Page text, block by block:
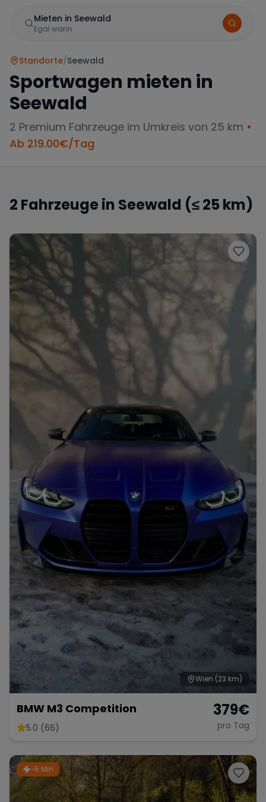
Mieten in Seewald
Egal wann
Porsche Lamborghini
McLaren
Chevrolet
Bentley Aston Martin
Bugatti Maserati
Wann
Zeitraum wählen
Standorte/Seewald
Sportwagen mieten in
Seewald
2 Premium Fahrzeuge im Umkreis von 25 km •
Ab 219.00€/Tag
2 Fahrzeuge in Seewald (≤ 25 km)
Wien (23 km)
BMW M3 Competition
5.0 (66)
379€
pro Tag
~5 Min